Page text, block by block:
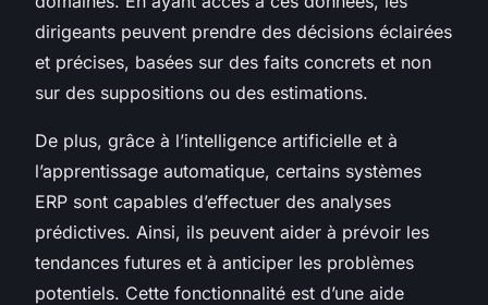
dirigeants peuvent prendre des décisions éclairées
et précises, basées sur des faits concrets et non
sur des suppositions ou des estimations.
De plus, grâce à l’intelligence artificielle et à
l’apprentissage automatique, certains systèmes
ERP sont capables d’effectuer des analyses
prédictives. Ainsi, ils peuvent aider à prévoir les
tendances futures et à anticiper les problèmes
potentiels. Cette fonctionnalité est d’une aide